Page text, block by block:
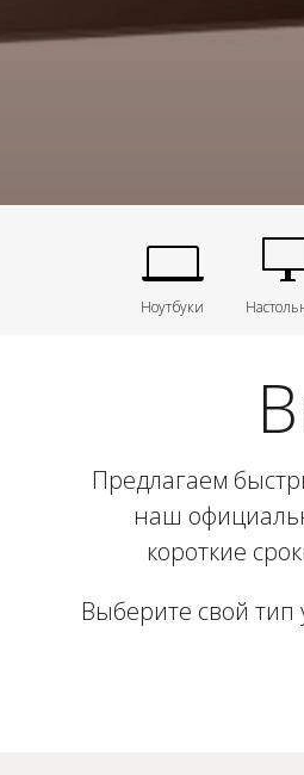
Ноутбуки
Предлагаем
наш
короткие
Выберите свой тип